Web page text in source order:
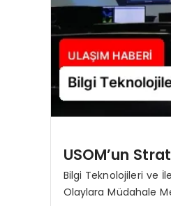
USOM’un
Bilgi Teknolojileri ve
Olaylara Müdahale